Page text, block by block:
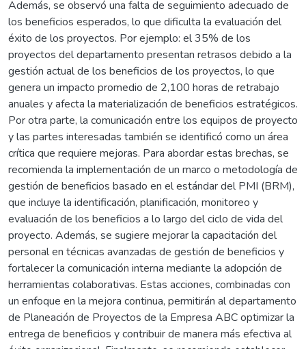
Además, se observó una falta de seguimiento adecuado de
los beneficios esperados, lo que dificulta la evaluación del
éxito de los proyectos. Por ejemplo: el 35% de los
proyectos del departamento presentan retrasos debido a la
gestión actual de los beneficios de los proyectos, lo que
genera un impacto promedio de 2,100 horas de retrabajo
anuales y afecta la materialización de beneficios estratégicos.
Por otra parte, la comunicación entre los equipos de proyecto
y las partes interesadas también se identificó como un área
crítica que requiere mejoras. Para abordar estas brechas, se
recomienda la implementación de un marco o metodología de
gestión de beneficios basado en el estándar del PMI (BRM),
que incluye la identificación, planificación, monitoreo y
evaluación de los beneficios a lo largo del ciclo de vida del
proyecto. Además, se sugiere mejorar la capacitación del
personal en técnicas avanzadas de gestión de beneficios y
fortalecer la comunicación interna mediante la adopción de
herramientas colaborativas. Estas acciones, combinadas con
un enfoque en la mejora continua, permitirán al departamento
de Planeación de Proyectos de la Empresa ABC optimizar la
entrega de beneficios y contribuir de manera más efectiva al